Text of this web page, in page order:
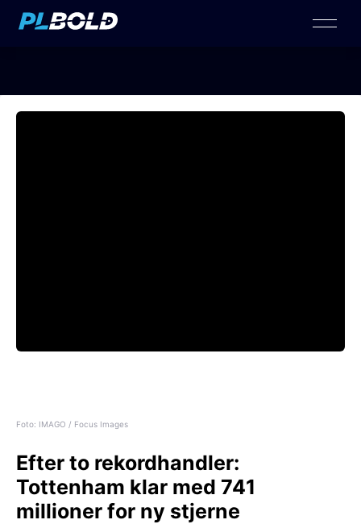
Foto: IMAGO / Focus Images
Efter to rekordhandler:
Tottenham klar med 741
millioner for ny stjerne